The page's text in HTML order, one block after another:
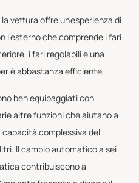
vettura offre un'esperienza di
l'esterno che comprende i fari
i fari regolabili e una
è abbastanza efficiente.
ben equipaggiati con
altre funzioni che aiutano a
complessiva del
Il cambio automatico a sei
contribuiscono a